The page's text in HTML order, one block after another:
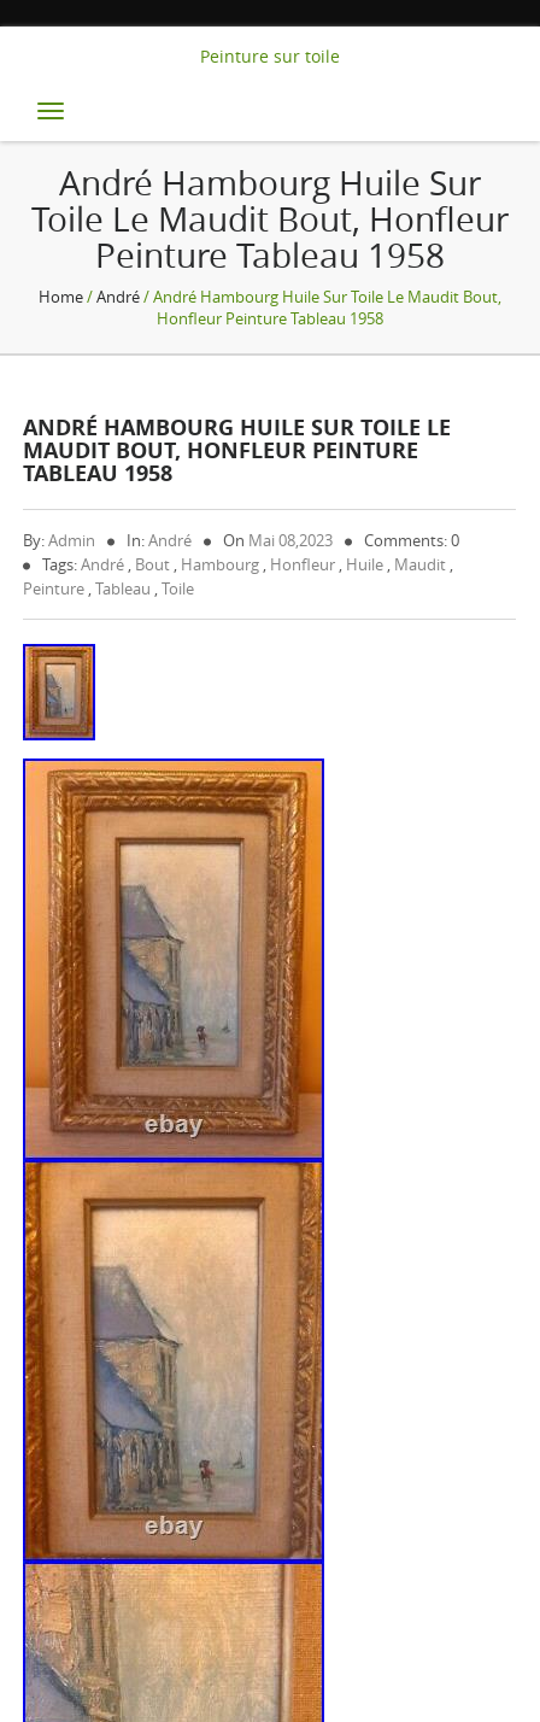
Peinture sur toile
Toggle
navigation
André Hambourg Huile Sur
Toile Le Maudit Bout, Honfleur
Peinture Tableau 1958
Home/André/ André Hambourg Huile Sur Toile Le Maudit Bout,
Honfleur Peinture Tableau 1958
ANDRÉ HAMBOURG HUILE SUR TOILE LE
MAUDIT BOUT, HONFLEUR PEINTURE
TABLEAU 1958
By:Admin In:André On Mai 08,2023
Comments: 0
Tags:André , Bout , Hambourg , Honfleur , Huile , Maudit ,
Peinture ,Tableau ,Toile